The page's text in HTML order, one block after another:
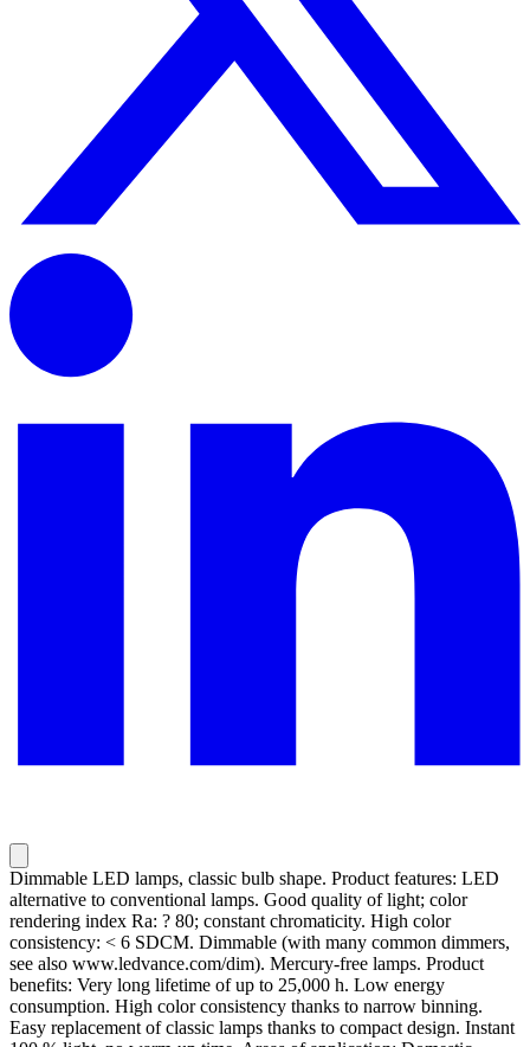
Dimmable LED lamps, classic bulb shape. Product features: LED
alternative to conventional lamps. Good quality of light; color
rendering index Ra: ? 80; constant chromaticity. High color
consistency: < 6 SDCM. Dimmable (with many common dimmers,
see also www.ledvance.com/dim). Mercury-free lamps. Product
benefits: Very long lifetime of up to 25,000 h. Low energy
consumption. High color consistency thanks to narrow binning.
Easy replacement of classic lamps thanks to compact design. Instant